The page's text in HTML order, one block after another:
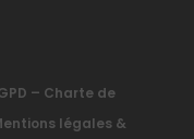
– Charte de
légales &